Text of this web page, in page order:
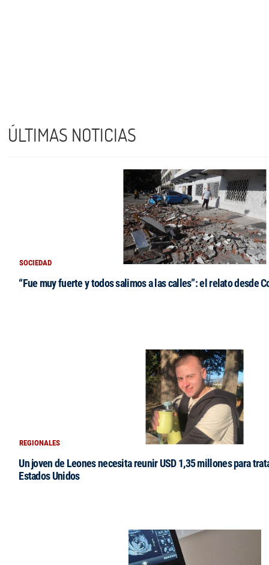
ÚLTIMAS NOTICIAS
SOCIEDAD
“Fue muy fuerte y todos salimos a las calles”: el relato desde
REGIONALES
Un joven de Leones necesita reunir USD 1,35 millones para
Estados Unidos